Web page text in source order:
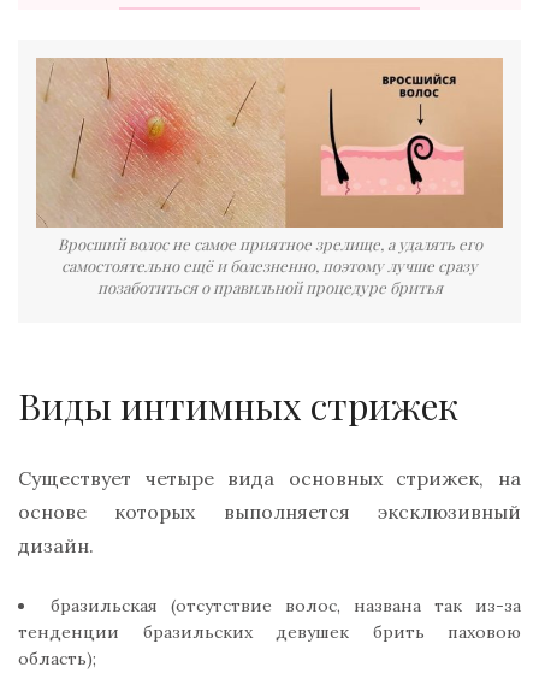
Вросший волос не самое приятное зрелище, а удалять его
самостоятельно ещё и болезненно, поэтому лучше сразу
позаботиться о правильной процедуре бритья
Виды интимных стрижек
Существует четыре вида основных стрижек, на
основе которых выполняется эксклюзивный
дизайн.
бразильская (отсутствие волос, названа так из-за
тенденции бразильских девушек брить паховою
область);